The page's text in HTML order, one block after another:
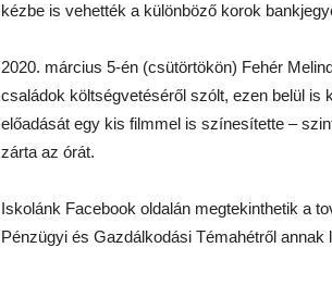
kézbe is vehették a különböző korok
2020. március 5-én (csütörtökön) Fehér
családok költségvetéséről szólt, ezen belül is
előadását egy kis filmmel is színesítette –
zárta az órát.
Iskolánk Facebook oldalán megtekinthetik a
Pénzügyi és Gazdálkodási Témahétről annak